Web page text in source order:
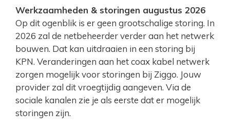
Werkzaamheden & storingen augustus 2026
Op dit ogenblik is er geen grootschalige storing. In
2026 zal de netbeheerder verder aan het netwerk
bouwen. Dat kan uitdraaien in een storing bij
KPN. Veranderingen aan het coax kabel netwerk
zorgen mogelijk voor storingen bij Ziggo. Jouw
provider zal dit vroegtijdig aangeven. Via de
sociale kanalen zie je als eerste dat er mogelijk
storingen zijn.